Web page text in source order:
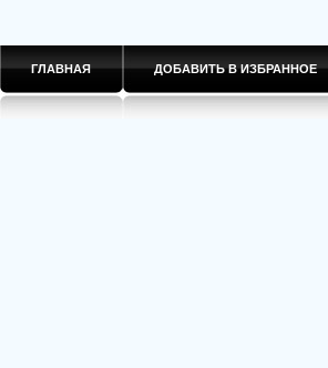
ГЛАВНАЯ ДОБАВИТЬ В